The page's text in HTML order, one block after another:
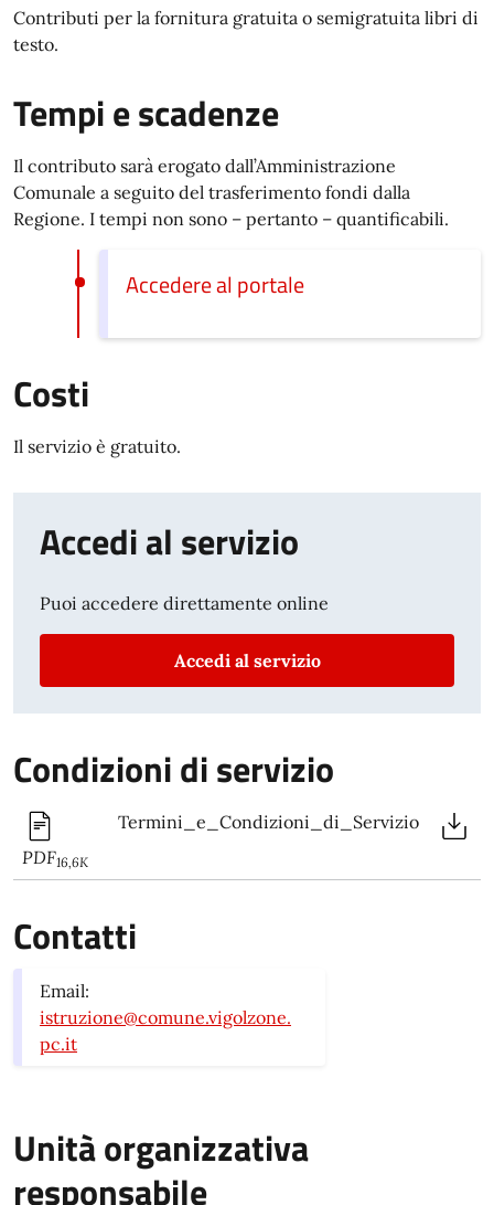
Contributi per la fornitura gratuita o semigratuita libri di
testo.
Tempi e scadenze
Il contributo sarà erogato dall’Amministrazione
Comunale a seguito del trasferimento fondi dalla
Regione. I tempi non sono – pertanto – quantificabili.
Accedere al portale
Costi
Il servizio è gratuito.
Accedi al servizio
Puoi accedere direttamente online
Accedi al servizio
Condizioni di servizio
PDF16,6K
Termini_e_Condizioni_di_Servizio
Contatti
Email:
istruzione@comune.vigolzone.
pc.it
Unità organizzativa
responsabile